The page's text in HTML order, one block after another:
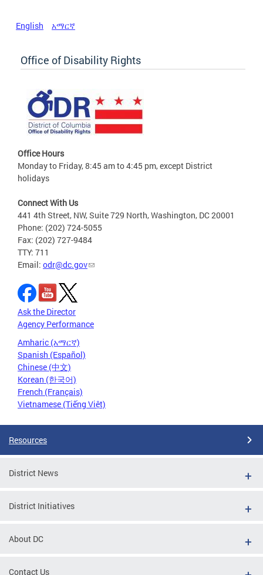
English አማርኛ
Office of Disability Rights
Office Hours
Monday to Friday, 8:45 am to 4:45 pm, except District
holidays
Connect With Us
441 4th Street, NW, Suite 729 North, Washington, DC 20001
Phone: (202) 724-5055
Fax: (202) 727-9484
TTY: 711
Email: odr@dc.gov
Ask the Director
Agency Performance
Amharic (አማርኛ)
Spanish (Español)
Chinese (中文)
Korean (한국어)
French (Français)
Vietnamese (Tiếng Việt)
Resources
District News
District Initiatives
About DC
Contact Us